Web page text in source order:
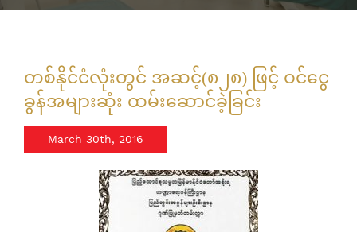
တစ်နိုင်ငံလုံးတွင် အဆင့်(၈၂၈) ဖြင့် ဝင်ငွေ
ခွန်အများဆုံး ထမ်းဆောင်ခဲ့ခြင်း
March 30th, 2016